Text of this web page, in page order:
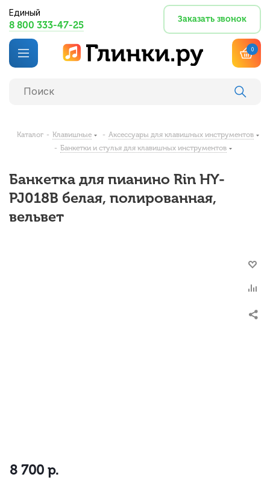
Единый
8 800 333-47-25
Заказать звонок
0
Каталог - Клавишные - Аксессуары для клавишных инструментов
- Банкетки и стулья для клавишных инструментов
Банкетка для пианино Rin HY-
PJ018B белая, полированная,
вельвет
8 700 р.